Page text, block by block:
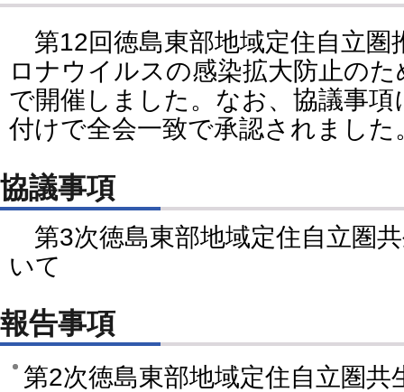
第12回徳島東部地域定住自立圏
ロナウイルスの感染拡大防止の
で開催しました。なお、協議事
付けで全会一致で承認されました
協議事項
第3次徳島東部地域定住自立圏
いて
報告事項
第2次徳島東部地域定住自立圏